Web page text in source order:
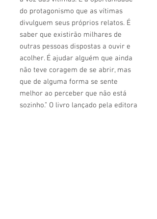
do protagonismo que as vítimas
divulguem seus próprios relatos. É
saber que existirão milhares de
outras pessoas dispostas a ouvir e
acolher. É ajudar alguém que ainda
não teve coragem de se abrir, mas
que de alguma forma se sente
melhor ao perceber que não está
sozinho.” O livro lançado pela editora